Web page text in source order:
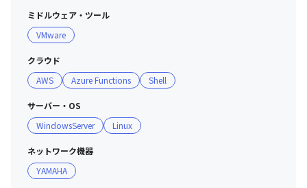
ミドルウェア・ツール
VMware
クラウド
AWS
Azure Functions Shell
サーバー・OS
WindowsServer
Linux
ネットワーク機器
YAMAHA